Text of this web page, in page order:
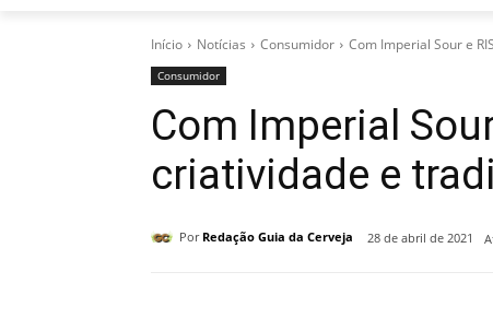
Início Notícias Consumidor Com Imperial Sour e
Consumidor
Com Imperial
criatividade e
Por Redação Guia da Cerveja 28 de abril de 2021